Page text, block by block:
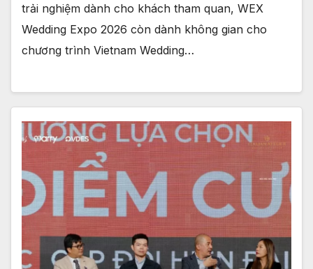
trải nghiệm dành cho khách tham quan, WEX
Wedding Expo 2026 còn dành không gian cho
chương trình Vietnam Wedding…